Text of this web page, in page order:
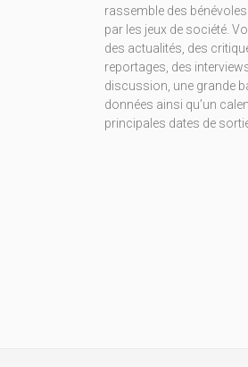
rassemble des
par les jeux de société.
des actualités, des
reportages, des
discussion, une grande
données ainsi qu’un
principales dates de